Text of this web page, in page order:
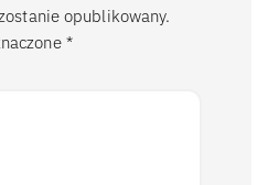
opublikowany.
*